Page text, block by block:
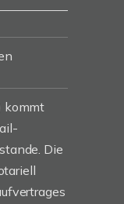
kommt
Die